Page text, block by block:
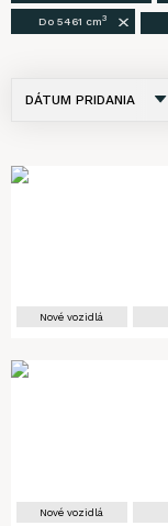
Do 5461 cm3
CENA
DÁTUM PRIDANIA
Nové vozidlá
Nové vozidlá